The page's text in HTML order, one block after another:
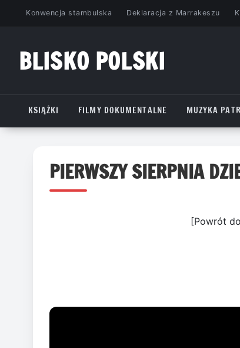
PrzejdźKonwencja stambulska Deklaracja z Marrakeszu
BLISKO POLSKI
KSIĄŻKI
FILMY DOKUMENTALNE MUZYKA
PIERWSZY SIERPNIA
[Powrót do